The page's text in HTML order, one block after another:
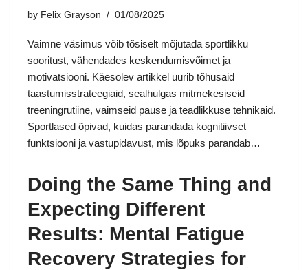
by Felix Grayson 01/08/2025
Vaimne väsimus võib tõsiselt mõjutada sportlikku
sooritust, vähendades keskendumisvõimet ja
motivatsiooni. Käesolev artikkel uurib tõhusaid
taastumisstrateegiaid, sealhulgas mitmekesiseid
treeningrutiine, vaimseid pause ja teadlikkuse tehnikaid.
Sportlased õpivad, kuidas parandada kognitiivset
funktsiooni ja vastupidavust, mis lõpuks parandab…
Doing the Same Thing and
Expecting Different
Results: Mental Fatigue
Recovery Strategies for